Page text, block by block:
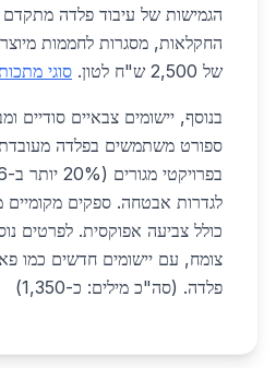
הגמישות של עיבוד פלדה
החקלאות, מסגרות לחממות
של 2,500 ש"ח לטון.
סוגי
בנוסף, יישומים צבאיים סודיים
ספורט משתמשים בפלדה
לגדרות אבטחה. ספקים
כולל צביעה אפוקסית. לפרטים
צומח, עם יישומים חדשים כמו
פלדה. (סה"כ מילים: כ-1,350)